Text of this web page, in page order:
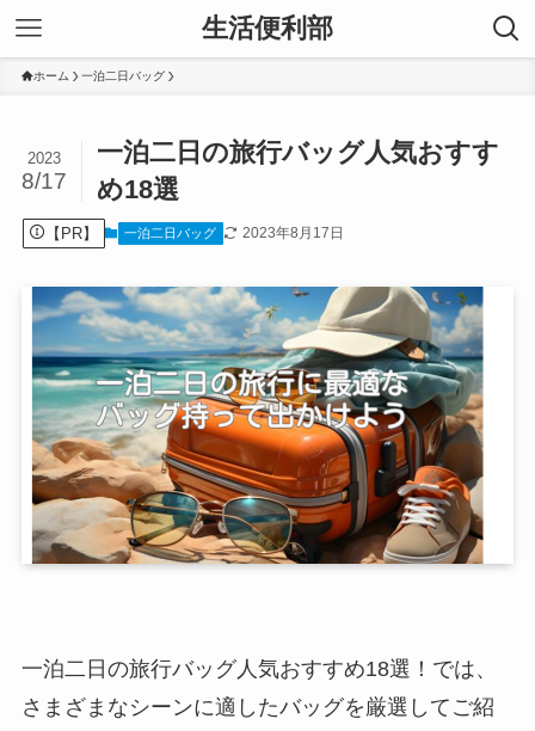
生活便利部
ホーム 一泊二日バッグ
一泊二日の旅行バッグ人気おすす
め18選
2023
8/17
【PR】 一泊二日バッグ 2023年8月17日
一泊二日の旅行バッグ人気おすすめ18選！では、
さまざまなシーンに適したバッグを厳選してご紹